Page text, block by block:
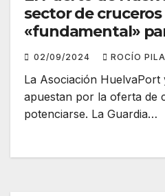
sector de cruceros
«fundamental»
02/09/2024 ROCÍO
La Asociación
apuestan por la oferta de
potenciarse. La Guardia…